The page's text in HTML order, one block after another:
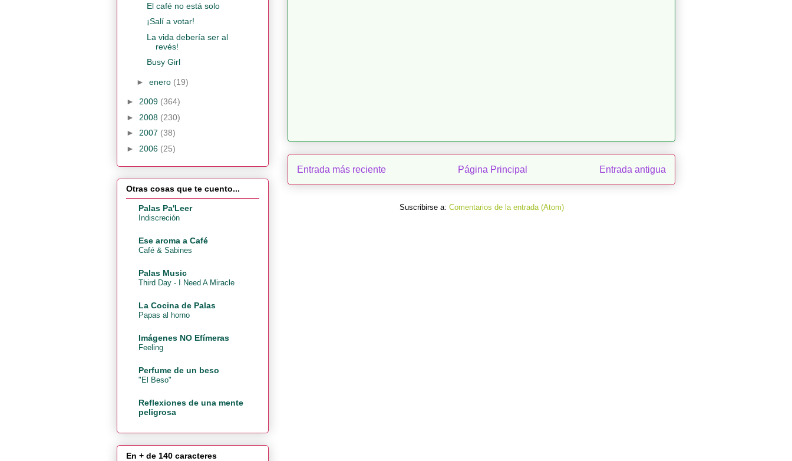
Entrada más reciente Entrada antigua
Página Principal
Suscribirse a: Comentarios de la entrada (Atom)
El café no está solo
¡Salí a votar!
La vida debería ser al
revés!
Busy Girl
► enero (19)
► 2009 (364)
► 2008 (230)
► 2007 (38)
► 2006 (25)
Otras cosas que te cuento...
Palas Pa'Leer
Indiscreción
Ese aroma a Café
Café & Sabines
Palas Music
Third Day - I Need A Miracle
La Cocina de Palas
Papas al horno
Imágenes NO Efímeras
Feeling
Perfume de un beso
"El Beso"
Reflexiones de una mente
peligrosa
En + de 140 caracteres